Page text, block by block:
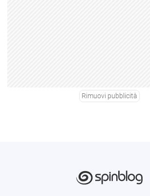
Rimuovi pubblicità